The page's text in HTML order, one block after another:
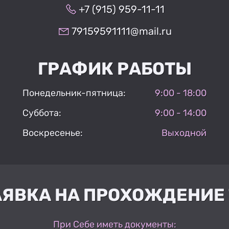
+7 (915) 959-11-11
79159591111@mail.ru
ГРАФИК РАБОТЫ
Понедельник-пятница:
9:00 - 18:00
Суббота:
9:00 - 14:00
Воскресенье:
Выходной
НА ПРОХОЖДЕНИЕ
При Себе иметь документы: